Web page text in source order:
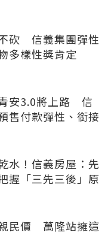
砍 信義集團彈性
多樣性獎肯定
安3.0將上路 信
售付款彈性、銜接
水！信義房屋：先
「三先三後」原
民價 萬隆站擁這